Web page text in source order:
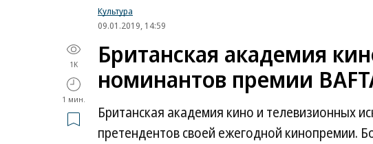
Культура
09.01.2019, 14:59
1K
1 мин.
Британская академия
номинантов премии
Британская академия кино и телевизионных
претендентов своей ежегодной